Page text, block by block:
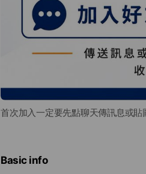
首次加入一定要先點聊天傳訊息或
Basic info